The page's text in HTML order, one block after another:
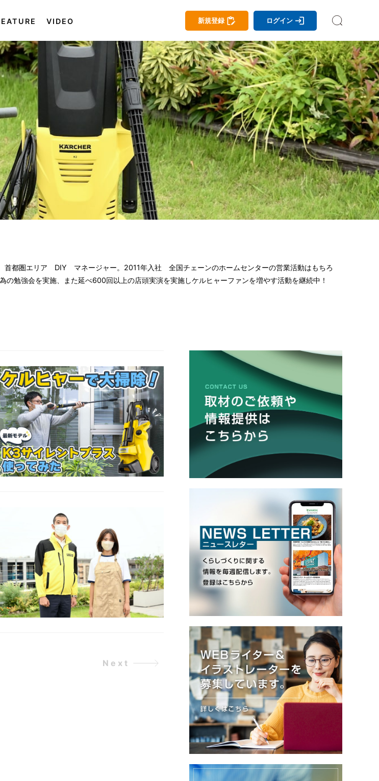
VIDEO 新規登録 ログイン
都圏エリア DIY マネージャー。2011年入社 全国チェーンのホームセンターの営業活動はもちろ
勉強会を実施、また延べ600回以上の店頭実演を実施しケルヒャーファンを増やす活動を継続中！
Next